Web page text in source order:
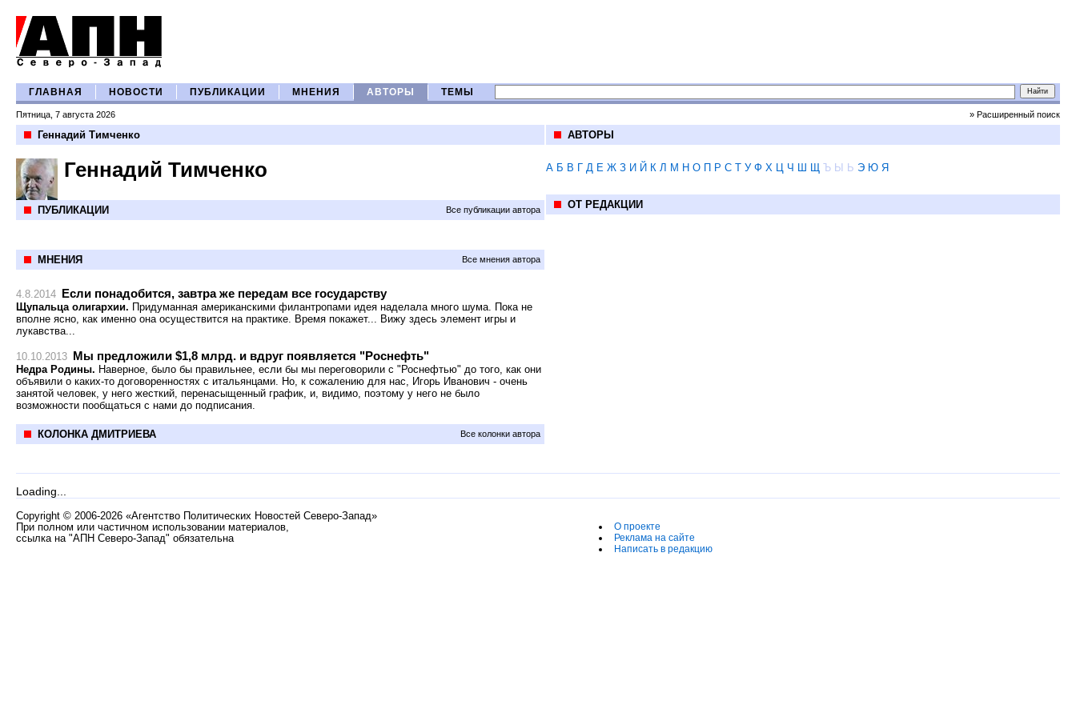
ГЛАВНАЯ НОВОСТИ ПУБЛИКАЦИИ МНЕНИЯ АВТОРЫ ТЕМЫ
Пятница, 7 августа 2026 » Расширенный поиск
Геннадий Тимченко
Геннадий Тимченко
ПУБЛИКАЦИИ Все публикации автора
МНЕНИЯ Все мнения автора
4.8.2014 Если понадобится, завтра же передам все государству
Щупальца олигархии. Придуманная американскими филантропами идея наделала много шума. Пока не
вполне ясно, как именно она осуществится на практике. Время покажет... Вижу здесь элемент игры и
лукавства...
10.10.2013 Мы предложили $1,8 млрд. и вдруг появляется "Роснефть"
Недра Родины. Наверное, было бы правильнее, если бы мы переговорили с "Роснефтью" до того, как они
объявили о каких-то договоренностях с итальянцами. Но, к сожалению для нас, Игорь Иванович - очень
занятой человек, у него жесткий, перенасыщенный график, и, видимо, поэтому у него не было
возможности пообщаться с нами до подписания.
КОЛОНКА ДМИТРИЕВА Все колонки автора
АВТОРЫ
А Б В Г Д Е Ж З И Й К Л М Н О П Р С Т У Ф Х Ц Ч Ш Щ Ъ Ы Ь Э Ю Я
ОТ РЕДАКЦИИ
Loading...
Copyright © 2006-2026 «Агентство Политических Новостей Северо-Запад»
При полном или частичном использовании материалов,
ссылка на "АПН Северо-Запад" обязательна
О проекте
Реклама на сайте
Написать в редакцию